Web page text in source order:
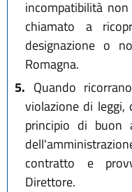
incompatibilità
chiamato a
designazione o
Romagna.
5. Quando
violazione di leggi,
principio di buon
contratto e
Direttore.